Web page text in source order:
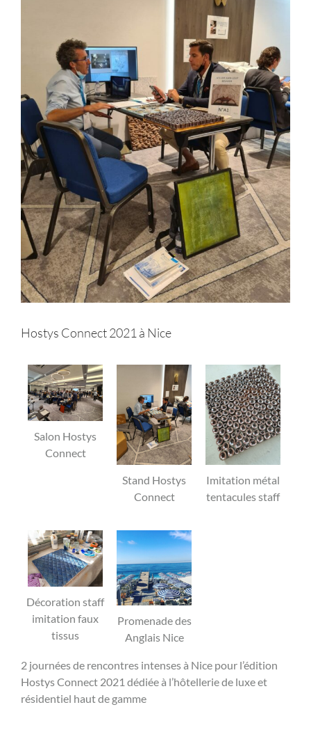
Hostys Connect 2021 à Nice
Salon Hostys
Connect
Stand Hostys
Connect
Imitation métal
tentacules staff
Décoration staff
imitation faux
tissus
Promenade des
Anglais Nice
2 journées de rencontres intenses à Nice pour l’édition
Hostys Connect 2021 dédiée à l’hôtellerie de luxe et
résidentiel haut de gamme